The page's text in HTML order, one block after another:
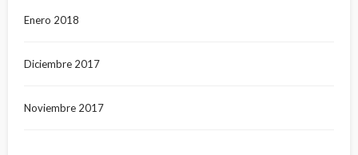
Enero 2018
Diciembre 2017
Noviembre 2017